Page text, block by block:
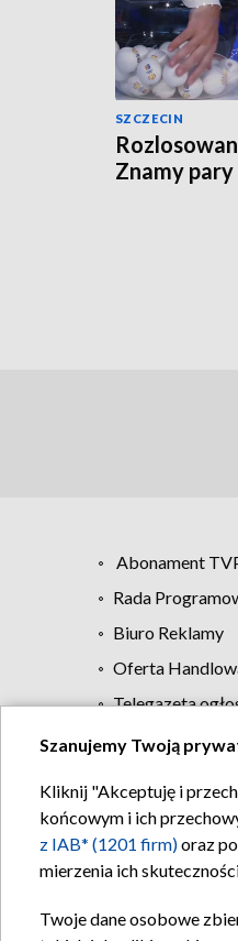
SZCZECIN
Znamy
Abonament
Rada
Biuro Reklamy
Oferta
Telegazeta
Szanujemy Twoją
Kliknij "Akceptuję i
końcowym i ich
z IAB* (1201 firm)oraz
mierzenia ich
Twoje dane osobowe